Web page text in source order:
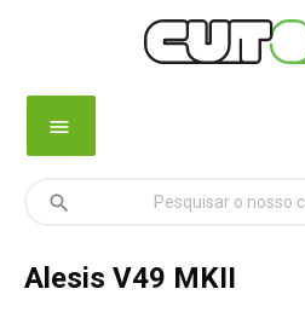
menu
search
Alesis V49 MKII